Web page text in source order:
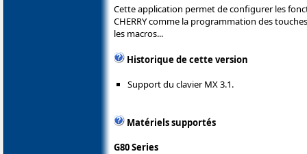
Cette application permet de configurer les
CHERRY comme la programmation des
les macros...
Historique de cette version
Support du clavier MX 3.1.
Matériels supportés
G80 Series